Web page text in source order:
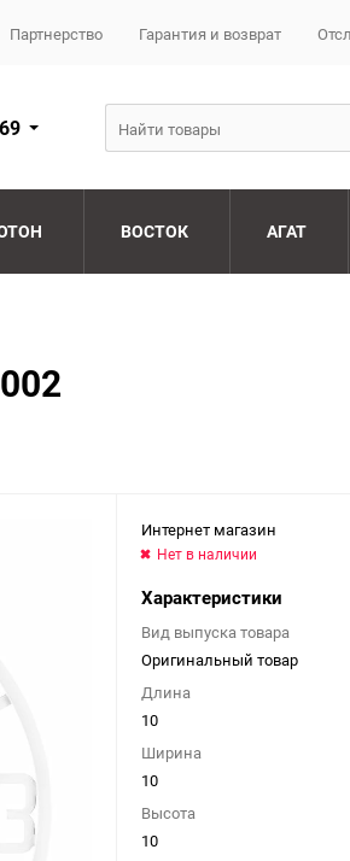
Партнерство Гарантия и возврат
ВОСТОК АГАТ
Интернет магазин
Нет в наличии
Характеристики
Вид выпуска товара
Оригинальный товар
Длина
10
Ширина
10
Высота
10